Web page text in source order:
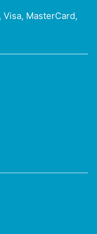
MasterCard,